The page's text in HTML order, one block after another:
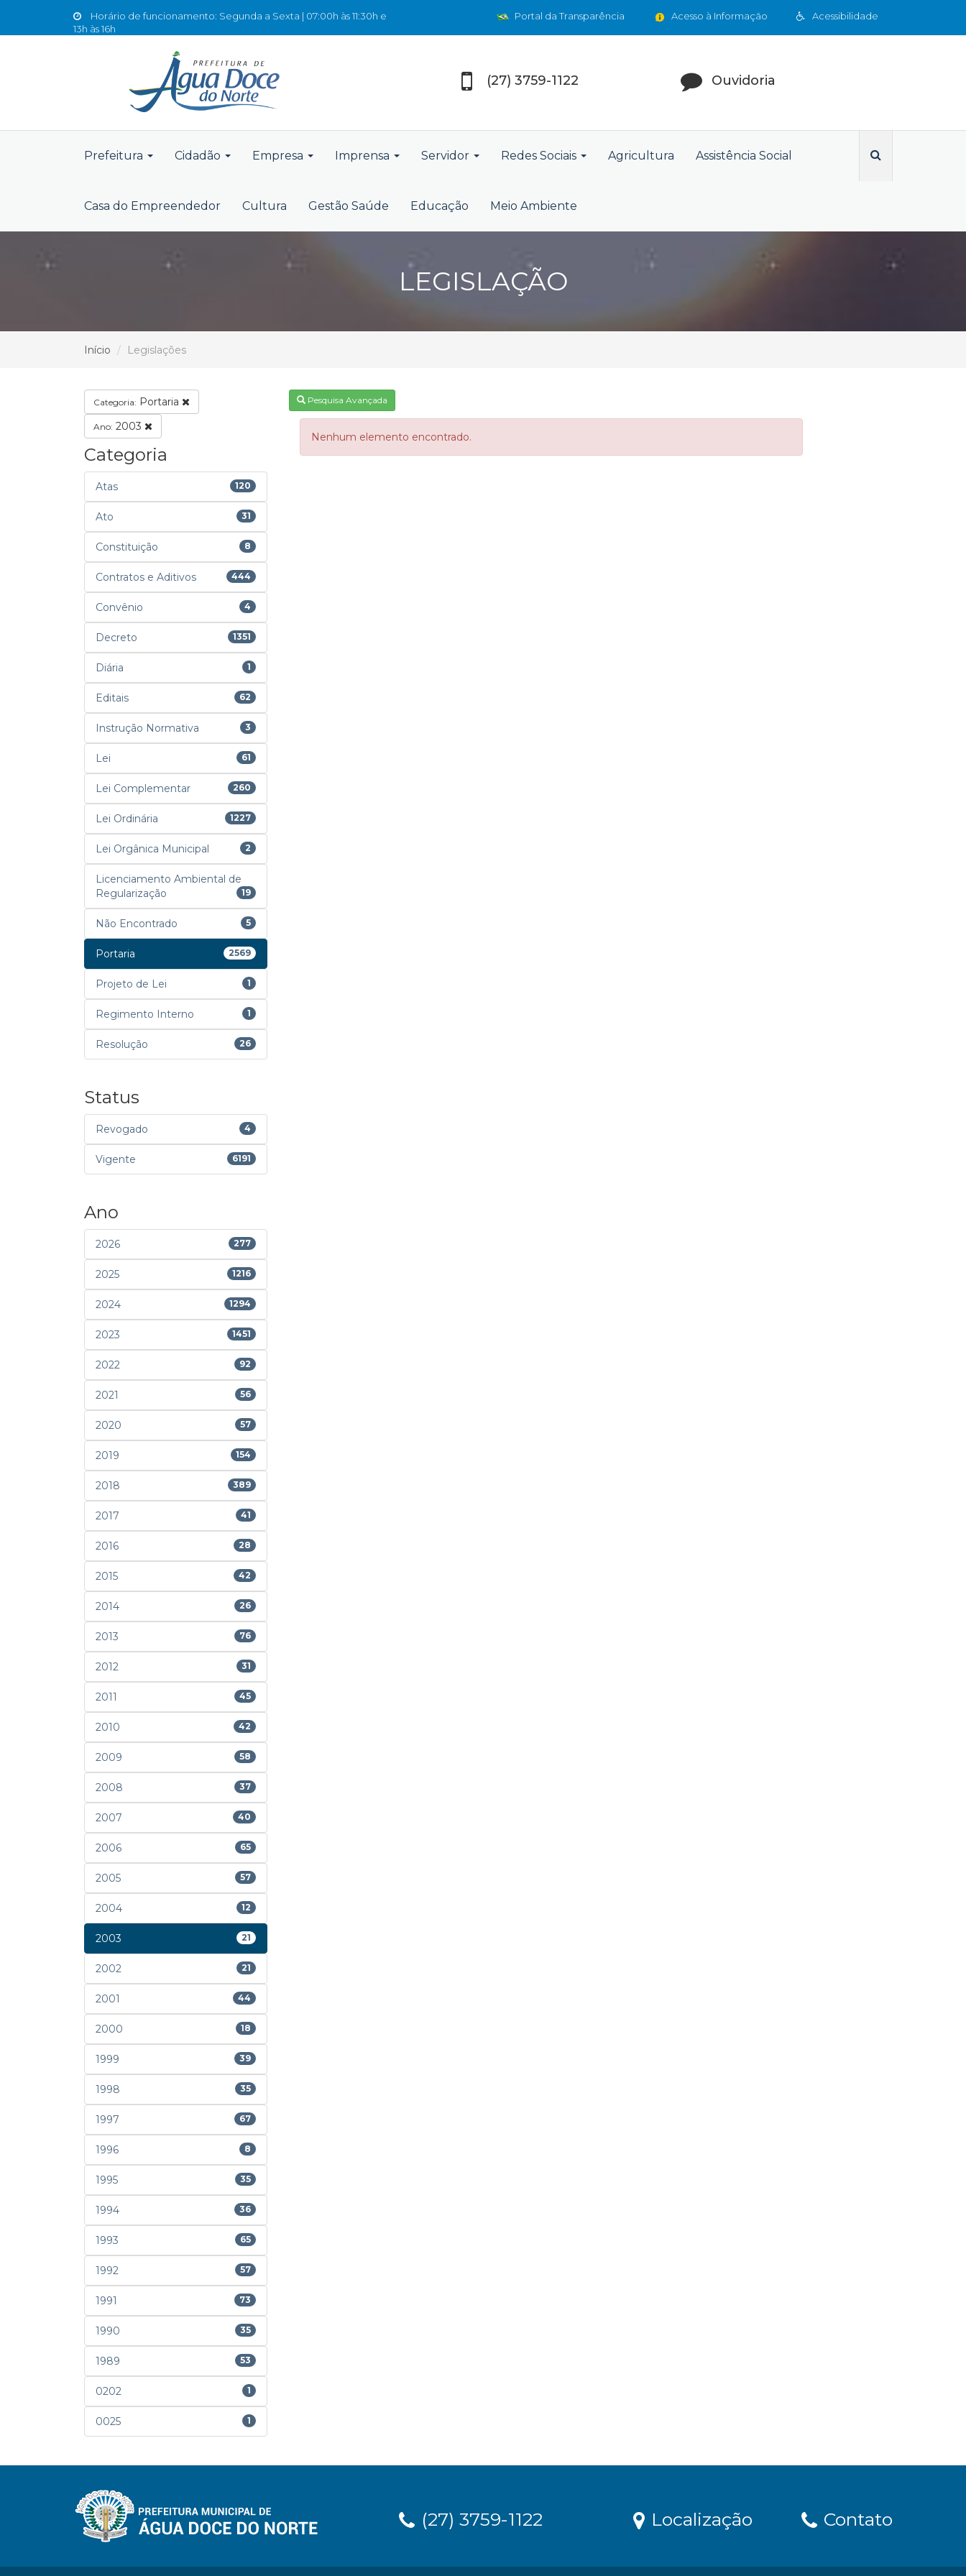
Horário de funcionamento: Segunda a Sexta | 07:00h às 11:30h e
13h às 16h
Acessibilidade
Acesso à Informação
Portal da Transparência
(27) 3759-1122 Ouvidoria
Prefeitura Cidadão Empresa Imprensa Servidor Redes Sociais Agricultura Assistência Social
Casa do Empreendedor Cultura Gestão Saúde Educação Meio Ambiente
LEGISLAÇÃO
Início Legislações
Categoria: Portaria
Ano: 2003
Categoria
Atas 120
Ato 31
Constituição 8
Contratos e Aditivos 444
Convênio 4
Decreto 1351
Diária 1
Editais 62
Instrução Normativa 3
Lei 61
Lei Complementar 260
Lei Ordinária 1227
Lei Orgânica Municipal 2
Licenciamento Ambiental de
Regularização
19
Não Encontrado 5
Portaria 2569
Projeto de Lei 1
Regimento Interno 1
Resolução 26
Status
Revogado 4
Vigente 6191
Ano
2026 277
2025 1216
2024 1294
2023 1451
2022 92
2021 56
2020 57
2019 154
2018 389
2017 41
2016 28
2015 42
2014 26
2013 76
2012 31
2011 45
2010 42
2009 58
2008 37
2007 40
2006 65
2005 57
2004 12
2003 21
2002 21
2001 44
2000 18
1999 39
1998 35
1997 67
1996 8
1995 35
1994 36
1993 65
1992 57
1991 73
1990 35
1989 53
0202 1
0025 1
Pesquisa Avançada
Nenhum elemento encontrado.
(27) 3759-1122 Localização Contato